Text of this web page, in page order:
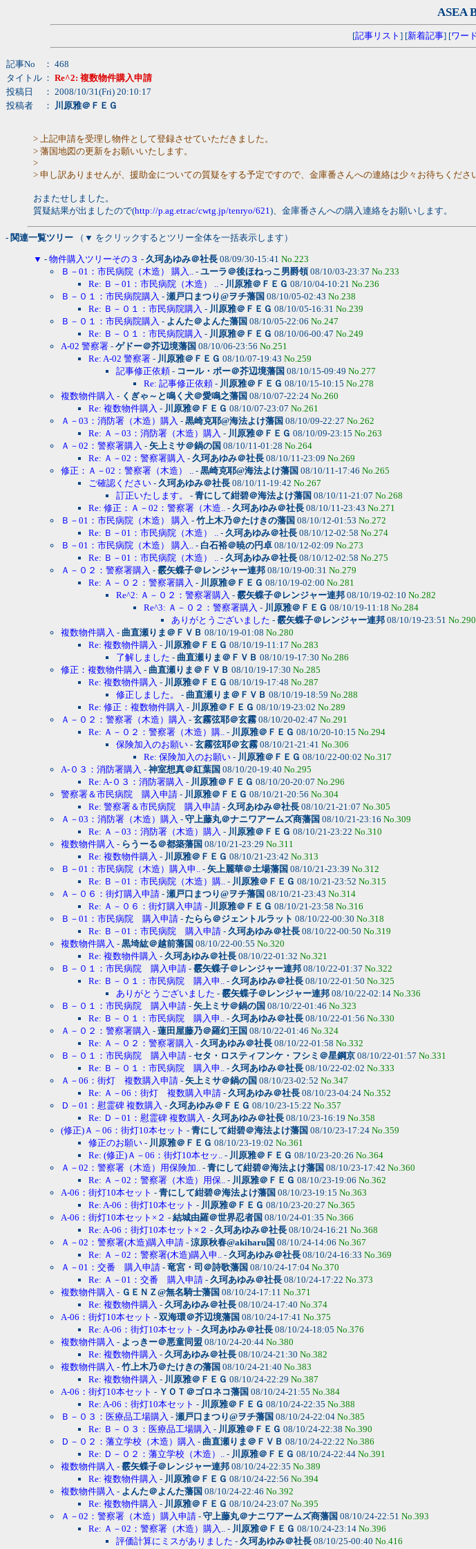
ASEA
[記事リスト ] [新着記事] [ワー
記事No
： 468
タイトル ： Re^2: 複数物件購入申請
投稿日
： 2008/10/31(Fri) 20:10:17
投稿者
： 川原雅＠ＦＥＧ
> 上記申請を受理し物件として登録させていただきました。
> 藩国地図の更新をお願いいたします。
>
> 申し訳ありませんが、援助金についての質疑をする予定ですので、金庫番さんへの連絡は少々お待ちくださ
おまたせしました。
質疑結果が出ましたので(http://p.ag.etr.ac/cwtg.jp/tenryo/621 )、金庫番さんへの購入連絡をお願いします。
- 関連一覧ツリー （▼ をクリックするとツリー全体を一括表示します）
▼ - 物件購入ツリーその３ - 久珂あゆみ＠社長 08/09/30-15:41 No.223
Ｂ－01：市民病院（木造） 購入.. - ユーラ＠後ほねっこ男爵領08/10/03-23:37 No.233
Re: Ｂ－01：市民病院（木造） .. - 川原雅＠ＦＥＧ 08/10/04-10:21 No.236
Ｂ－０１：市民病院購入 - 瀬戸口まつり@ヲチ藩国 08/10/05-02:43 No.238
Re: Ｂ－０１：市民病院購入 - 川原雅＠ＦＥＧ 08/10/05-16:31 No.239
Ｂ－０１：市民病院購入 - よんた＠よんた藩国 08/10/05-22:06 No.247
Re: Ｂ－０１：市民病院購入 - 川原雅＠ＦＥＧ 08/10/06-00:47 No.249
A-02 警察署 - ゲドー＠芥辺境藩国 08/10/06-23:56 No.251
Re: A-02 警察署 - 川原雅＠ＦＥＧ 08/10/07-19:43 No.259
記事修正依頼 - コール・ポー＠芥辺境藩国 08/10/15-09:49 No.277
Re: 記事修正依頼 - 川原雅＠ＦＥＧ 08/10/15-10:15 No.278
複数物件購入 - くぎゃ～と鳴く犬＠愛鳴之藩国 08/10/07-22:24 No.260
Re: 複数物件購入 - 川原雅＠ＦＥＧ 08/10/07-23:07 No.261
Ａ－03：消防署（木造）購入 - 黒崎克耶@海法よけ藩国 08/10/09-22:27 No.262
Re: Ａ－03：消防署（木造）購入 - 川原雅＠ＦＥＧ 08/10/09-23:15 No.263
Ａ－02：警察署購入 - 矢上ミサ＠鍋の国 08/10/11-01:28 No.264
Re: Ａ－02：警察署購入 - 久珂あゆみ＠社長 08/10/11-23:09 No.269
修正：Ａ－02：警察署（木造） .. - 黒崎克耶@海法よけ藩国 08/10/11-17:46 No.265
ご確認ください - 久珂あゆみ＠社長 08/10/11-19:42 No.267
訂正いたします。
- 青にして紺碧＠海法よけ藩国 08/10/11-21:07 No.268
Re: 修正：Ａ－02：警察署（木造.. - 久珂あゆみ＠社長 08/10/11-23:43 No.271
Ｂ－01：市民病院（木造） 購入 - 竹上木乃＠たけきの藩国 08/10/12-01:53 No.272
Re: Ｂ－01：市民病院（木造） .. - 久珂あゆみ＠社長 08/10/12-02:58 No.274
Ｂ－01：市民病院（木造） 購入.. - 白石裕＠暁の円卓 08/10/12-02:09 No.273
Re: Ｂ－01：市民病院（木造） .. - 久珂あゆみ＠社長 08/10/12-02:58 No.275
Ａ－０２：警察署購入 - 霰矢蝶子＠レンジャー連邦 08/10/19-00:31 No.279
Re: Ａ－０２：警察署購入 - 川原雅＠ＦＥＧ 08/10/19-02:00 No.281
Re^2: Ａ－０２：警察署購入 - 霰矢蝶子＠レンジャー連邦 08/10/19-02:10 No.282
Re^3: Ａ－０２：警察署購入 - 川原雅＠ＦＥＧ 08/10/19-11:18 No.284
ありがとうございました - 霰矢蝶子＠レンジャー連邦 08/10/19-23:51 No.290
複数物件購入 - 曲直瀬りま＠ＦＶＢ 08/10/19-01:08 No.280
Re: 複数物件購入 - 川原雅＠ＦＥＧ 08/10/19-11:17 No.283
了解しました - 曲直瀬りま＠ＦＶＢ 08/10/19-17:30 No.286
修正：複数物件購入 - 曲直瀬りま＠ＦＶＢ 08/10/19-17:30 No.285
Re: 複数物件購入 - 川原雅＠ＦＥＧ 08/10/19-17:48 No.287
修正しました。
- 曲直瀬りま＠ＦＶＢ 08/10/19-18:59 No.288
Re: 修正：複数物件購入 - 川原雅＠ＦＥＧ 08/10/19-23:02 No.289
Ａ－０２：警察署（木造）購入 - 玄霧弦耶＠玄霧 08/10/20-02:47 No.291
Re: Ａ－０２：警察署（木造）購.. - 川原雅＠ＦＥＧ 08/10/20-10:15 No.294
保険加入のお願い - 玄霧弦耶＠玄霧 08/10/21-21:41 No.306
Re: 保険加入のお願い - 川原雅＠ＦＥＧ 08/10/22-00:02 No.317
A-０３：消防署購入 - 神室想真＠紅葉国 08/10/20-19:40 No.295
Re: A-０３：消防署購入 - 川原雅＠ＦＥＧ 08/10/20-20:07 No.296
警察署＆市民病院 購入申請 - 川原雅＠ＦＥＧ 08/10/21-20:56 No.304
Re: 警察署＆市民病院 購入申請 - 久珂あゆみ＠社長 08/10/21-21:07 No.305
Ａ－03：消防署（木造）購入 - 守上藤丸＠ナニワアームズ商藩国 08/10/21-23:16 No.309
Re: Ａ－03：消防署（木造）購入 - 川原雅＠ＦＥＧ 08/10/21-23:22 No.310
複数物件購入 - らうーる＠都築藩国 08/10/21-23:29 No.311
Re: 複数物件購入 - 川原雅＠ＦＥＧ 08/10/21-23:42 No.313
Ｂ－01：市民病院（木造）購入申.. - 矢上麗華＠土場藩国 08/10/21-23:39 No.312
Re: Ｂ－01：市民病院（木造）購.. - 川原雅＠ＦＥＧ 08/10/21-23:52 No.315
Ａ－０６：街灯購入申請 - 瀬戸口まつり@ヲチ藩国 08/10/21-23:43 No.314
Re: Ａ－０６：街灯購入申請 - 川原雅＠ＦＥＧ 08/10/21-23:58 No.316
Ｂ－01：市民病院 購入申請 - たらら＠ジェントルラット 08/10/22-00:30 No.318
Re: Ｂ－01：市民病院 購入申請 - 久珂あゆみ＠社長 08/10/22-00:50 No.319
複数物件購入 - 黒埼紘＠越前藩国 08/10/22-00:55 No.320
Re: 複数物件購入 - 久珂あゆみ＠社長 08/10/22-01:32 No.321
Ｂ－０１：市民病院 購入申請 - 霰矢蝶子＠レンジャー連邦 08/10/22-01:37 No.322
Re: Ｂ－０１：市民病院 購入申.. - 久珂あゆみ＠社長 08/10/22-01:50 No.325
ありがとうございました - 霰矢蝶子＠レンジャー連邦 08/10/22-02:14 No.336
Ｂ－０１：市民病院 購入申請 - 矢上ミサ＠鍋の国 08/10/22-01:46 No.323
Re: Ｂ－０１：市民病院 購入申.. - 久珂あゆみ＠社長 08/10/22-01:56 No.330
Ａ－０２：警察署購入 - 蓮田屋藤乃＠羅幻王国 08/10/22-01:46 No.324
Re: Ａ－０２：警察署購入 - 久珂あゆみ＠社長 08/10/22-01:58 No.332
Ｂ－０１：市民病院 購入申請 - セタ・ロスティフンケ・フシミ＠星鋼京 08/10/22-01:57 No.331
Re: Ｂ－０１：市民病院 購入申.. - 久珂あゆみ＠社長 08/10/22-02:02 No.333
Ａ－06：街灯 複数購入申請 - 矢上ミサ＠鍋の国 08/10/23-02:52 No.347
Re: Ａ－06：街灯 複数購入申請 - 久珂あゆみ＠社長 08/10/23-04:24 No.352
Ｄ－01：慰霊碑 複数購入 - 久珂あゆみ＠ＦＥＧ 08/10/23-15:22 No.357
Re: Ｄ－01：慰霊碑 複数購入 - 久珂あゆみ＠社長 08/10/23-16:19 No.358
(修正)Ａ－06：街灯10本セット - 青にして紺碧＠海法よけ藩国 08/10/23-17:24 No.359
修正のお願い - 川原雅＠ＦＥＧ 08/10/23-19:02 No.361
Re: (修正)Ａ－06：街灯10本セッ.. - 川原雅＠ＦＥＧ 08/10/23-20:26 No.364
Ａ－02：警察署（木造）用保険加.. - 青にして紺碧＠海法よけ藩国 08/10/23-17:42 No.360
Re: Ａ－02：警察署（木造）用保.. - 川原雅＠ＦＥＧ 08/10/23-19:06 No.362
A-06：街灯10本セット - 青にして紺碧＠海法よけ藩国 08/10/23-19:15 No.363
Re: A-06：街灯10本セット - 川原雅＠ＦＥＧ 08/10/23-20:27 No.365
A-06：街灯10本セット×２ - 結城由羅＠世界忍者国 08/10/24-01:35 No.366
Re: A-06：街灯10本セット×２ - 久珂あゆみ＠社長 08/10/24-16:21 No.368
Ａ－02：警察署(木造)購入申請 - 涼原秋春@akiharu国 08/10/24-14:06 No.367
Re: Ａ－02：警察署(木造)購入申.. - 久珂あゆみ＠社長 08/10/24-16:33 No.369
Ａ－01：交番 購入申請 - 竜宮・司＠詩歌藩国 08/10/24-17:04 No.370
Re: Ａ－01：交番 購入申請 - 久珂あゆみ＠社長 08/10/24-17:22 No.373
複数物件購入 - ＧＥＮＺ@無名騎士藩国 08/10/24-17:11 No.371
Re: 複数物件購入 - 久珂あゆみ＠社長 08/10/24-17:40 No.374
A-06：街灯10本セット - 双海環＠芥辺境藩国 08/10/24-17:41 No.375
Re: A-06：街灯10本セット - 久珂あゆみ＠社長 08/10/24-18:05 No.376
複数物件購入 - よっきー＠悪童同盟 08/10/24-20:44 No.380
Re: 複数物件購入 - 久珂あゆみ＠社長 08/10/24-21:30 No.382
複数物件購入 - 竹上木乃＠たけきの藩国 08/10/24-21:40 No.383
Re: 複数物件購入 - 川原雅＠ＦＥＧ 08/10/24-22:29 No.387
A-06：街灯10本セット - ＹＯＴ＠ゴロネコ藩国 08/10/24-21:55 No.384
Re: A-06：街灯10本セット - 川原雅＠ＦＥＧ 08/10/24-22:35 No.388
Ｂ－０３：医療品工場購入 - 瀬戸口まつり@ヲチ藩国 08/10/24-22:04 No.385
Re: Ｂ－０３：医療品工場購入 - 川原雅＠ＦＥＧ 08/10/24-22:38 No.390
Ｄ－０２：藩立学校（木造）購入 - 曲直瀬りま＠ＦＶＢ 08/10/24-22:22 No.386
Re: Ｄ－０２：藩立学校（木造）.. - 川原雅＠ＦＥＧ 08/10/24-22:44 No.391
複数物件購入 - 霰矢蝶子＠レンジャー連邦 08/10/24-22:35 No.389
Re: 複数物件購入 - 川原雅＠ＦＥＧ 08/10/24-22:56 No.394
複数物件購入 - よんた＠よんた藩国 08/10/24-22:46 No.392
Re: 複数物件購入 - 川原雅＠ＦＥＧ 08/10/24-23:07 No.395
Ａ－02：警察署（木造）購入申請 - 守上藤丸＠ナニワアームズ商藩国 08/10/24-22:51 No.393
Re: Ａ－02：警察署（木造）購入.. - 川原雅＠ＦＥＧ 08/10/24-23:14 No.396
評価計算にミスがありました - 久珂あゆみ＠社長 08/10/25-00:40 No.416